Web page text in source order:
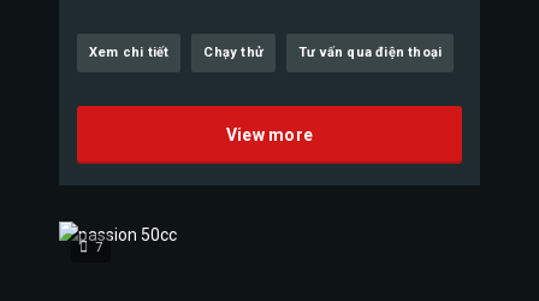
Xem chi tiết Chạy thử Tư vấn qua điện thoại
View more
7